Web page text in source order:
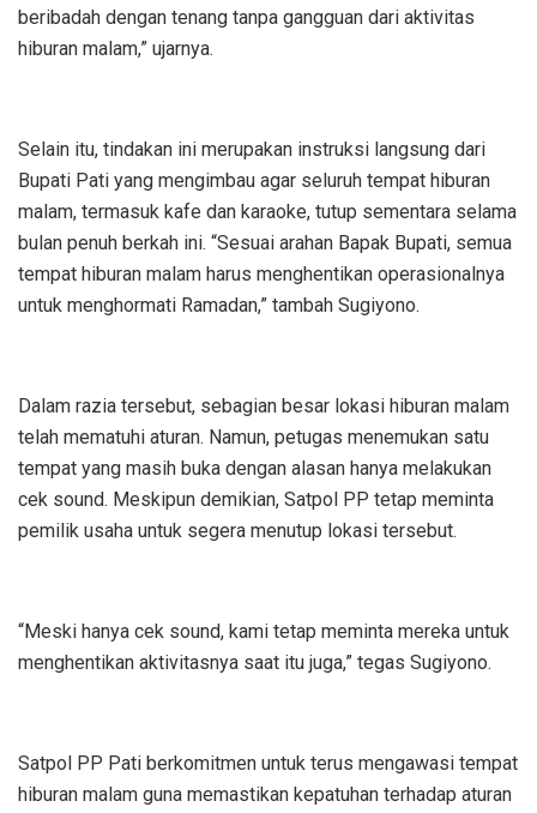
beribadah dengan tenang tanpa gangguan dari aktivitas
hiburan malam,” ujarnya.
Selain itu, tindakan ini merupakan instruksi langsung dari
Bupati Pati yang mengimbau agar seluruh tempat hiburan
malam, termasuk kafe dan karaoke, tutup sementara selama
bulan penuh berkah ini. “Sesuai arahan Bapak Bupati, semua
tempat hiburan malam harus menghentikan operasionalnya
untuk menghormati Ramadan,” tambah Sugiyono.
Dalam razia tersebut, sebagian besar lokasi hiburan malam
telah mematuhi aturan. Namun, petugas menemukan satu
tempat yang masih buka dengan alasan hanya melakukan
cek sound. Meskipun demikian, Satpol PP tetap meminta
pemilik usaha untuk segera menutup lokasi tersebut.
“Meski hanya cek sound, kami tetap meminta mereka untuk
menghentikan aktivitasnya saat itu juga,” tegas Sugiyono.
Satpol PP Pati berkomitmen untuk terus mengawasi tempat
hiburan malam guna memastikan kepatuhan terhadap aturan